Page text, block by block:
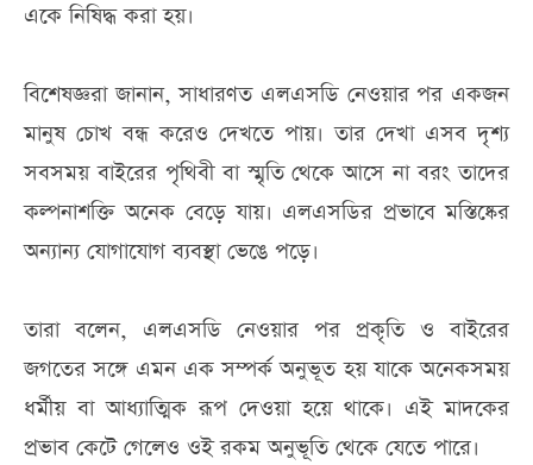
একে নিষিদ্ধ করা হয়।
বিশেষজ্ঞরা জানান, সাধারণত এলএসডি নেওয়ার পর একজন
মানুষ চোখ বন্ধ করেও দেখতে পায়। তার দেখা এসব দৃশ্য
সবসময় বাইরের পৃথিবী বা স্মৃতি থেকে আসে না বরং তাদের
কল্পনাশক্তি অনেক বেড়ে যায়। এলএসডির প্রভাবে মস্তিষ্কের
অন্যান্য যোগাযোগ ব্যবস্থা ভেঙে পড়ে।
তারা বলেন, এলএসডি নেওয়ার পর প্রকৃতি ও বাইরের
জগতের সঙ্গে এমন এক সম্পর্ক অনুভূত হয় যাকে অনেকসময়
ধর্মীয় বা আধ্যাত্মিক রূপ দেওয়া হয়ে থাকে। এই মাদকের
প্রভাব কেটে গেলেও ওই রকম অনুভূতি থেকে যেতে পারে।